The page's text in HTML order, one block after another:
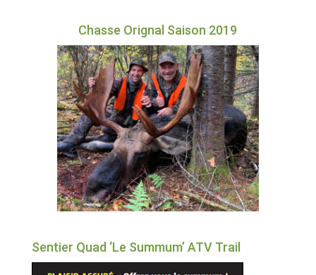
Chasse Orignal Saison 2019
Sentier Quad ‘Le Summum’ ATV Trail